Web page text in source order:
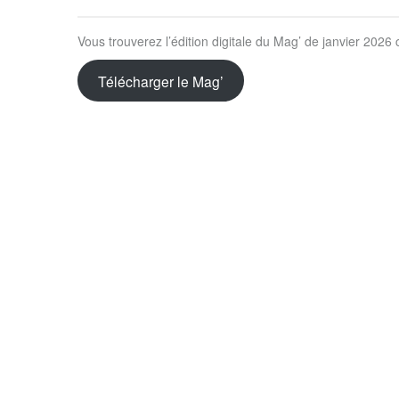
Vous trouverez l’édition digitale du Mag’ de janvier 2026
Télécharger le Mag’